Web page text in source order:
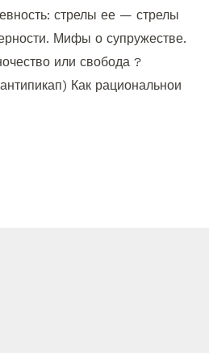
стрелы ее — стрелы
Мифы о супружестве.
или свобода ?
Как рациональнои